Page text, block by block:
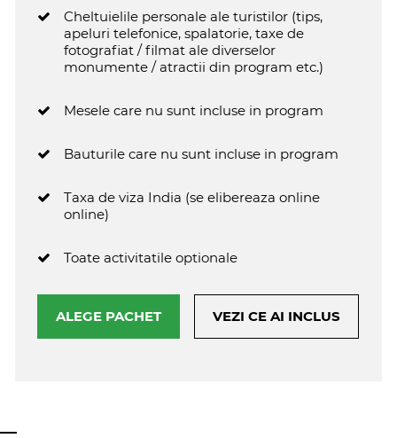
Cheltuielile personale ale turistilor (tips,
apeluri telefonice, spalatorie, taxe de
fotografiat / filmat ale diverselor
monumente / atractii din program etc.)
Mesele care nu sunt incluse in program
Bauturile care nu sunt incluse in program
Taxa de viza India (se elibereaza online
online)
Toate activitatile optionale
ALEGE PACHET VEZI CE AI INCLUS